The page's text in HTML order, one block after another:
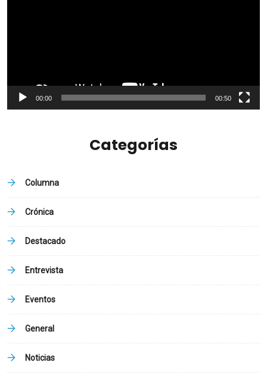
00:00 00:50
Categorías
Columna
Crónica
Destacado
Entrevista
Eventos
General
Noticias